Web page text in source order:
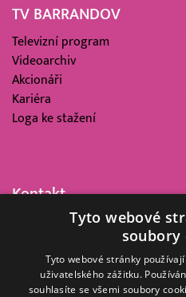
TV BARRANDOV
Televizní program
Videoarchiv
Akcionáři
Kariéra
Loga ke stažení
Kontakt
Barrandov Televizní Studio,
Kříženeckého nám. 322
152 00 Praha 5
Tyto webové
soubory
Tyto webové stránky
uživatelského zážitku.
souhlasíte se všemi soubory